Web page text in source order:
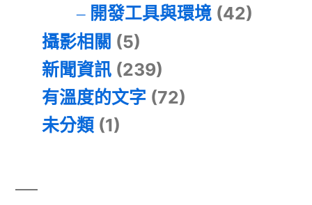
開發工具與環境(42)
攝影相關 (5)
新聞資訊 (239)
有溫度的文字 (72)
未分類 (1)